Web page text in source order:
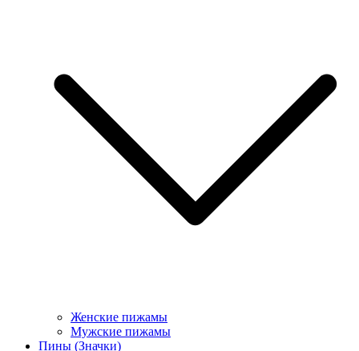
Женские пижамы
Мужские пижамы
Пины (Значки)